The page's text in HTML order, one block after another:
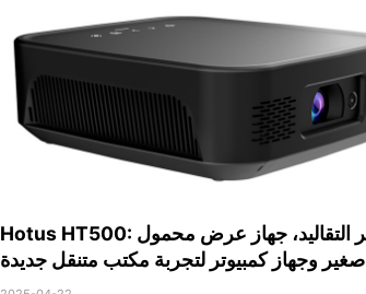
Hotus HT500: كسر التقاليد، جهاز عرض محمول
صغير وجهاز كمبيوتر لتجربة مكتب متنقل جديدة